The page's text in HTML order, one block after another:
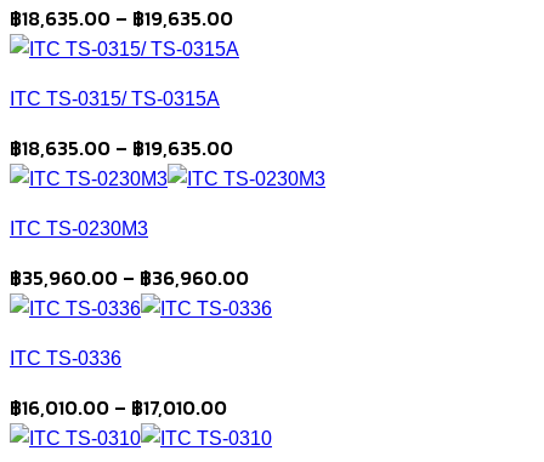
฿18,635.00 – ฿19,635.00Price
range:
ITC TS-0315/ TS-0315A
฿18,635.00 – ฿19,635.00Price
range:
฿19,635.00
ITC TS-0230M3
฿35,960.00 – ฿36,960.00Price
range:
ITC TS-0336
฿16,010.00 – ฿17,010.00Price
range: